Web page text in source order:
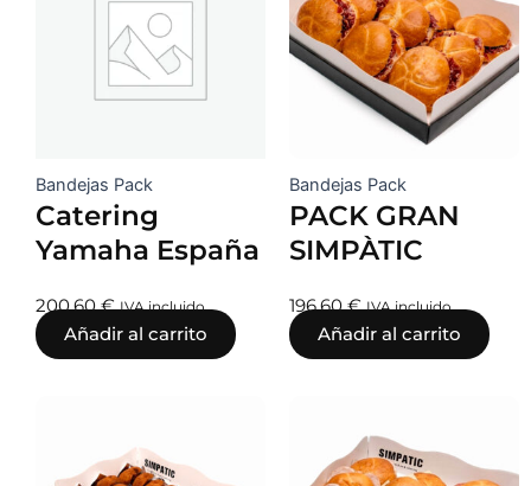
Bandejas Pack
Catering
Yamaha España
200,60€ IVA incluido
Añadir al carrito
Bandejas Pack
PACK GRAN
SIMPÀTIC
196,60€ IVA incluido
Añadir al carrito